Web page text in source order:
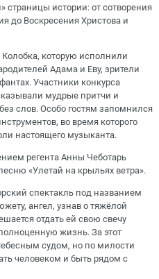
страницы истории: от сотворения
до Воскресения Христова и
которую исполнили
Адама и Еву, зрители
Участники конкурса
мудрые притчи и
слов. Особо гостям запомнился
во время которого
настоящего музыканта.
регента Анны Чеботарь
«Улетай на крыльях ветра».
спектакль под названием
ангел, узнав о тяжёлой
отдать ей свою свечу
жизнь. За этот
судом, но по милости
человеком и быть рядом с